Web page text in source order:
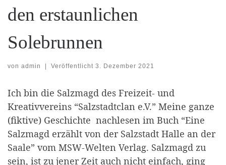
den erstaunlichen
Solebrunnen
von admin Veröffentlicht 3. Dezember 2021
Ich bin die Salzmagd des Freizeit- und
Kreativvereins “Salzstadtclan e.V.” Meine ganze
(fiktive) Geschichte nachlesen im Buch “Eine
Salzmagd erzählt von der Salzstadt Halle an der
Saale” vom MSW-Welten Verlag. Salzmagd zu
sein, ist zu jener Zeit auch nicht einfach, ging